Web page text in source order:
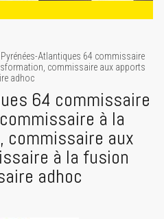
Pyrénées-Atlantiques 64 commissaire
commissaire aux apports
adhoc
64 commissaire
à la
aux
à la fusion
adhoc